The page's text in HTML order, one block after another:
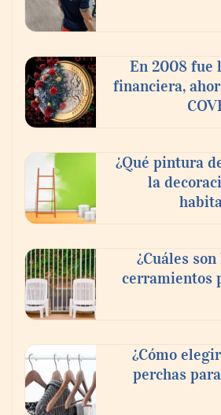
‘El ransomware se puede
Ricardo Palacio Escobar
En 2008 fue
financiera,
¿Qué pintura
la
¿Cuáles
cerramientos
¿Cómo
perchas